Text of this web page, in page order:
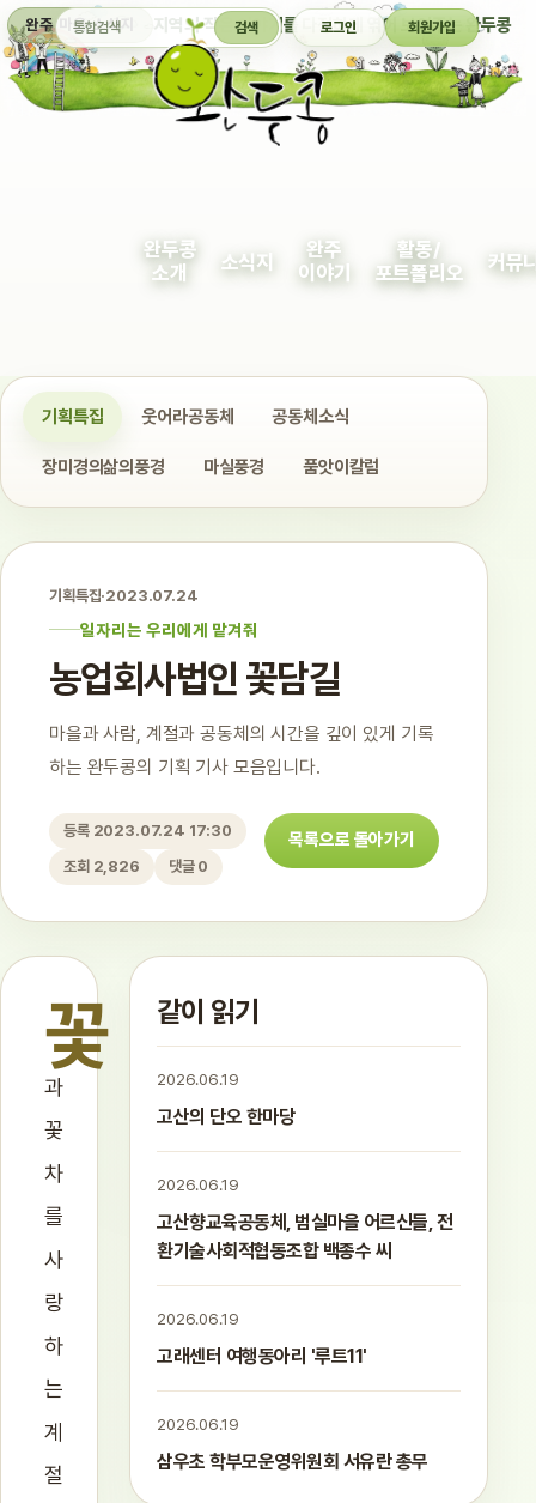
완주 마을 소식지 지역의 작은 이야기를 다정하게 엮어 보여주는 완두콩
통합검색 검색 로그인 회원가입
완두콩
소개
소식지
완주
이야기
활동/
포트폴리오
커뮤
기획특집 웃어라공동체 공동체소식
장미경의삶의풍경 마실풍경 품앗이칼럼
기획특집·2023.07.24
일자리는 우리에게 맡겨줘
농업회사법인 꽃담길
마을과 사람, 계절과 공동체의 시간을 깊이 있게 기록
하는 완두콩의 기획 기사 모음입니다.
등록 2023.07.24 17:30
조회 2,826
댓글 0
목록으로 돌아가기
꽃
과
꽃
차
를
사
랑
하
는
계
절
같이 읽기
2026.06.19
고산의 단오 한마당
2026.06.19
고산향교육공동체, 범실마을 어르신들, 전
환기술사회적협동조합 백종수 씨
2026.06.19
고래센터 여행동아리 '루트11'
2026.06.19
삼우초 학부모운영위원회 서유란 총무